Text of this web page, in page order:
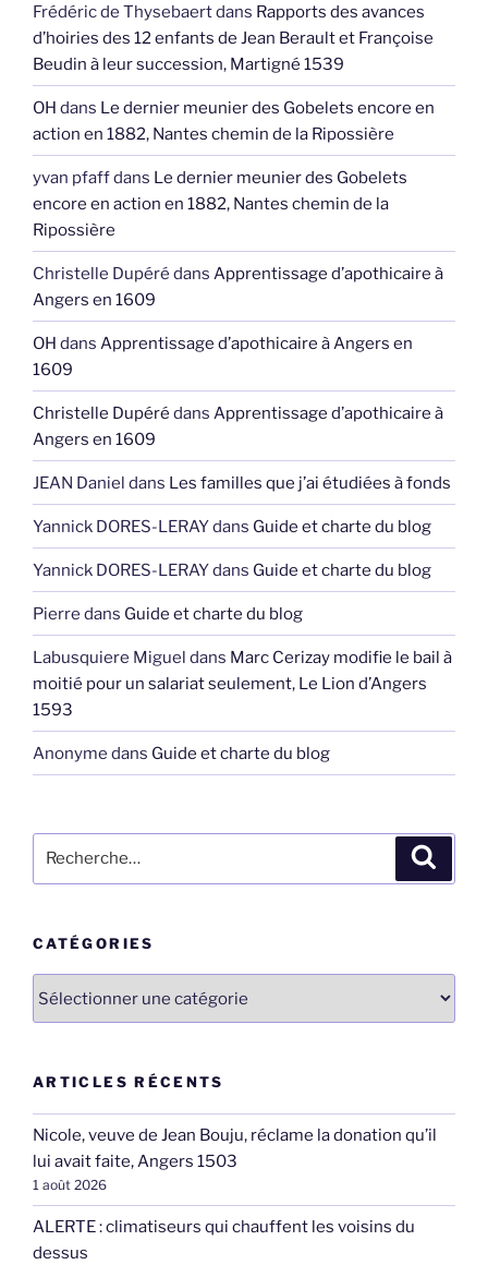
Frédéric de Thysebaertdans Rapports des avances
d’hoiries des 12 enfants de Jean Berault et Françoise
Beudin à leur succession, Martigné 1539
OH dans Le dernier meunier des Gobelets encore en
action en 1882, Nantes chemin de la Ripossière
yvan pfaffdans Le dernier meunier des Gobelets
encore en action en 1882, Nantes chemin de la
Ripossière
Christelle Dupéré dans Apprentissage d’apothicaire à
Angers en 1609
OH dans Apprentissage d’apothicaire à Angers en
1609
Christelle Dupéré dans Apprentissage d’apothicaire à
Angers en 1609
JEAN Daniel dans Les familles que j’ai étudiées à fonds
Yannick DORES-LERAYdans Guide et charte du blog
Yannick DORES-LERAYdans Guide et charte du blog
Pierre dans Guide et charte du blog
Labusquiere Miguel dans Marc Cerizay modifie le bail à
moitié pour un salariat seulement, Le Lion d’Angers
1593
Anonyme dans Guide et charte du blog
pour
CATÉGORIES
ARTICLES RÉCENTS
Nicole, veuve de Jean Bouju, réclame la donation qu’il
lui avait faite, Angers 1503
1 août 2026
ALERTE : climatiseurs qui chauffent les voisins du
dessus